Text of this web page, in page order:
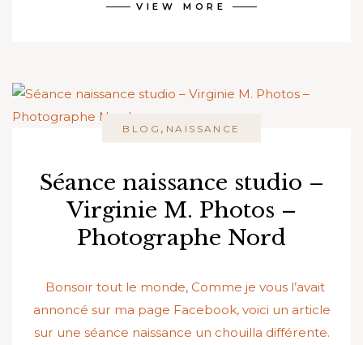
VIEW MORE
BLOG , NAISSANCE
Séance naissance studio –
Virginie M. Photos –
Photographe Nord
Bonsoir tout le monde, Comme je vous l’avait
annoncé sur ma page Facebook, voici un article
sur une séance naissance un chouilla différente.